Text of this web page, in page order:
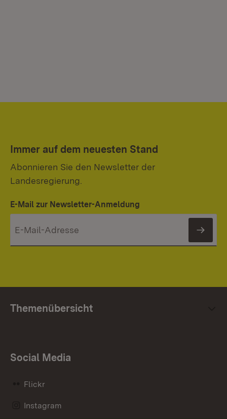
Immer auf dem neuesten Stand
Abonnieren Sie den Newsletter der
Landesregierung.
E-Mail zur Newsletter-Anmeldung
Themenübersicht
Social Media
Flickr
Instagram